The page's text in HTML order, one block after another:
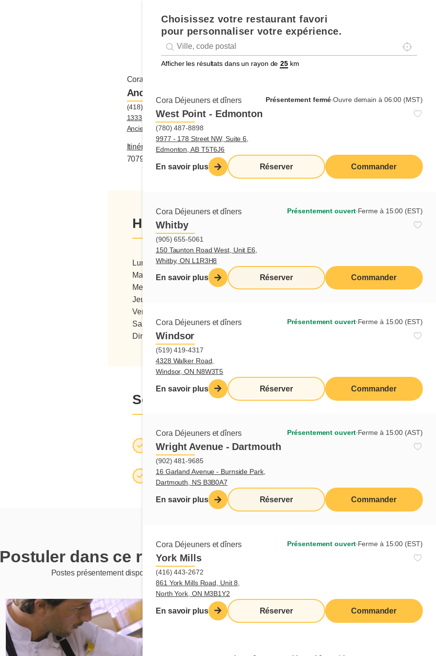
Choisissez votre restaurant favori
pour personnaliser votre expérience.
Geolocation
Géolocalisation Localisez-
Afficher les résultats dans un rayon de km
Cora Déjeuners et dîners Présentement fermé∙Ouvre demain à 06:00 (MST)
West Point - Edmonton
(780) 487-8898
9977 - 178 Street NW, Suite 6,
Edmonton, AB T5T6J6
En savoir plus Réserver Commander
Cora Déjeuners et dîners Présentement ouvert∙Ferme à 15:00 (EST)
Whitby
(905) 655-5061
150 Taunton Road West, Unit E6,
Whitby, ON L1R3H8
En savoir plus Réserver Commander
Cora Déjeuners et dîners Présentement ouvert∙Ferme à 15:00 (EST)
Windsor
(519) 419-4317
4328 Walker Road,
Windsor, ON N8W3T5
En savoir plus Réserver Commander
Cora Déjeuners et dîners Présentement ouvert∙Ferme à 15:00 (AST)
Wright Avenue - Dartmouth
(902) 481-9685
16 Garland Avenue - Burnside Park,
Dartmouth, NS B3B0A7
En savoir plus Réserver Commander
Cora Déjeuners et dîners Présentement ouvert∙Ferme à 15:00 (EST)
York Mills
(416) 443-2672
861 York Mills Road, Unit 8,
North York, ON M3B1Y2
En savoir plus Réserver Commander
Cora Déjeuners et dîners
Ancienne-Lorette
(418) 871-7079
1333, route de l'Aéroport,
Ancienne-Lorette, QC G2G1G5
Itinéraire|(418) 871-
7079
restaurant
Heures d'ouverture
Lundi
06:00 - 15:00
Mardi
06:00 - 15:00
Mercredi
06:00 - 15:00
Jeudi
Vendredi
Samedi
06:00 - 15:00
Dimanche07:00 - 15:00
Services
Salle à manger Livraison
Salle de réunion Terrasse
Postuler dans ce restaurant
Postes présentement disponibles